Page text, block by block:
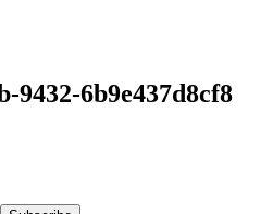
9432-6b9e437d8cf8